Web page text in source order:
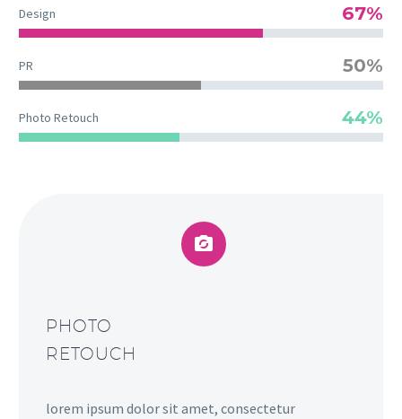
Design 67%
PR 50%
Photo Retouch 44%


PHOTO
RETOUCH
lorem ipsum dolor sit amet, consectetur